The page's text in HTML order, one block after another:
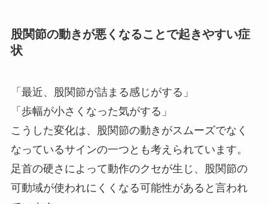
股関節の動きが悪くなることで起きやすい症
状
「最近、股関節が詰まる感じがする」
「歩幅が小さくなった気がする」
こうした変化は、股関節の動きがスムーズでなく
なっているサインの一つとも考えられています。
足首の硬さによって動作のクセが生じ、股関節の
可動域が使われにくくなる可能性があると言われ